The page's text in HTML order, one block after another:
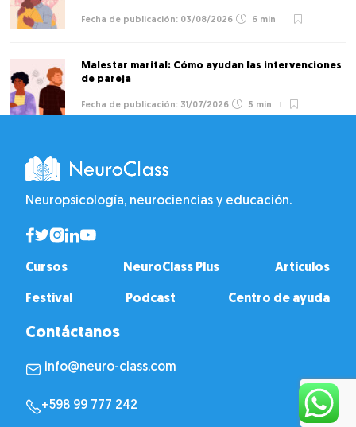
03/08/2026 6 min
Malestar marital: Cómo ayudan las intervenciones
de pareja
31/07/2026 5 min
Neuropsicología, neurociencias y educación.
Cursos NeuroClass Plus Artículos
Festival Podcast Centro de ayuda
Contáctanos
info@neuro-class.com
+598 99 777 242